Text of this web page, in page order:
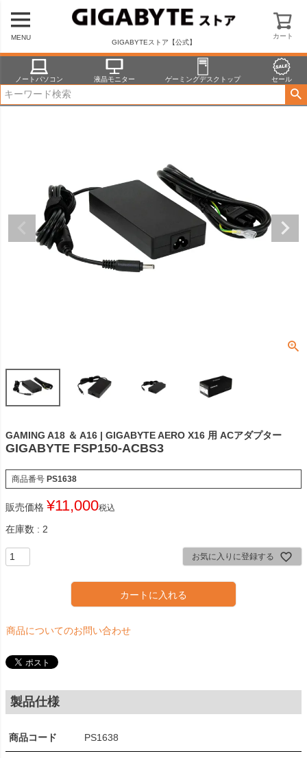
MENU
GIGABYTEストア【公式】
カート
ノートパソコン 液晶モニター ゲーミングデスクトップ セール
周辺アクセサリー GIGABYTE FSP150-ACBS3
GAMING A18 ＆ A16 | GIGABYTE AERO X16 用 ACアダプター
GIGABYTE FSP150-ACBS3
商品番号 PS1638
販売価格 ¥11,000税込
在庫数 2
お気に入りに登録する
カートに入れる
商品についてのお問い合わせ
製品仕様
商品コード PS1638